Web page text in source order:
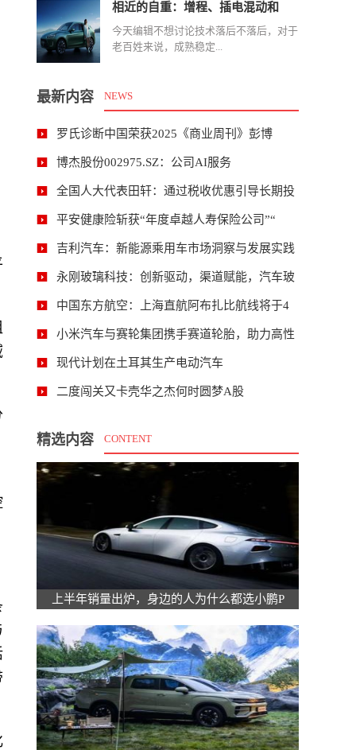
相近的自重：增程、插电混动和
今天编辑不想讨论技术落后不落后，对于
老百姓来说，成熟稳定...
最新内容 NEWS
罗氏诊断中国荣获2025《商业周刊》彭博
博杰股份002975.SZ：公司AI服务
全国人大代表田轩：通过税收优惠引导长期投
平安健康险斩获“年度卓越人寿保险公司”“
吉利汽车：新能源乘用车市场洞察与发展实践
永刚玻璃科技：创新驱动，渠道赋能，汽车玻
中国东方航空：上海直航阿布扎比航线将于4
小米汽车与赛轮集团携手赛道轮胎，助力高性
现代计划在土耳其生产电动汽车
二度闯关又卡壳华之杰何时圆梦A股
精选内容 CONTENT
上半年销量出炉，身边的人为什么都选小鹏P